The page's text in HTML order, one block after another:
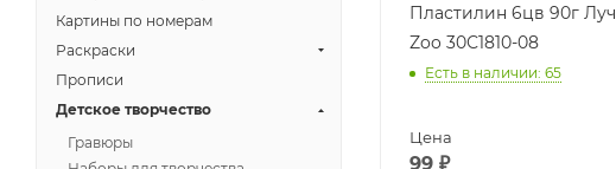
Пластилин 6цв 90г Луч
Zoo 30С1810-08
Есть в наличии: 65
Цена
99 ₽
Картины по номерам
Раскраски
Прописи
Детское творчество
Гравюры